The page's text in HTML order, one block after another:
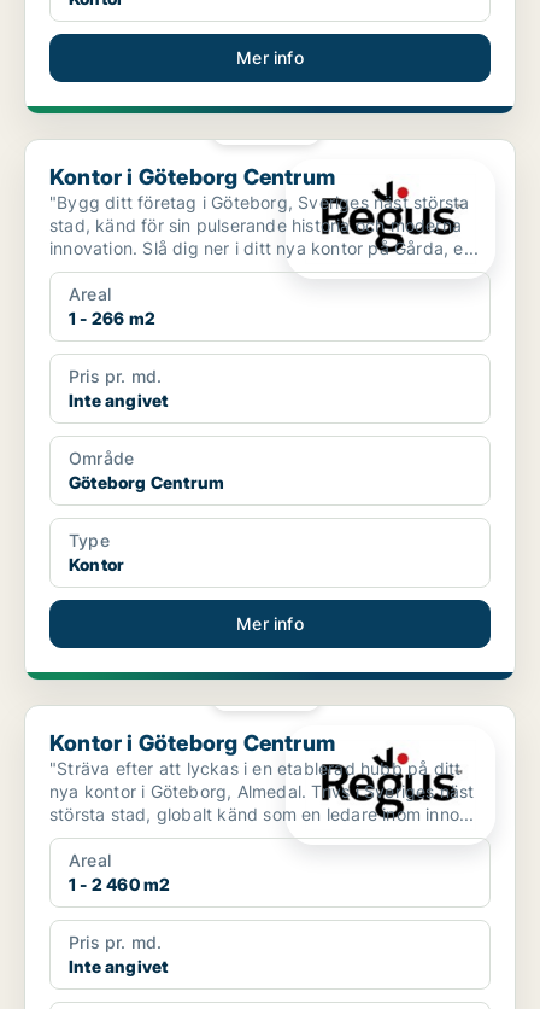
Mer info
Kontor i Göteborg Centrum
Kontor i Göteborg Centrum
"Bygg ditt företag i Göteborg, Sveriges näst största
stad, känd för sin pulserande historia och moderna
innovation. Slå dig ner i ditt nya kontor på Gårda, e...
Areal
1 - 266 m2
Pris pr. md.
Inte angivet
Område
Göteborg Centrum
Type
Kontor
Mer info
Kontor i Göteborg Centrum
Kontor i Göteborg Centrum
"Sträva efter att lyckas i en etablerad hubb på ditt
nya kontor i Göteborg, Almedal. Trivs i Sveriges näst
största stad, globalt känd som en ledare inom inno...
Areal
1 - 2 460 m2
Pris pr. md.
Inte angivet